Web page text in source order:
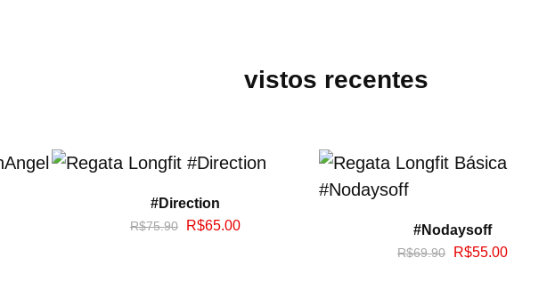
vistos recentes
#Direction
R$75.90 R$65.00 #Nodaysoff
R$69.90 R$55.00